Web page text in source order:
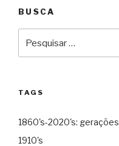
BUSCA
por:
TAGS
1860's-2020's: gerações
1910's